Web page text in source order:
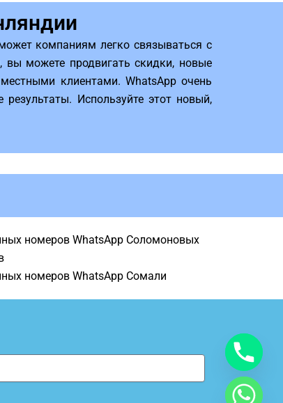
компаниям легко связываться с
можете продвигать скидки, новые
клиентами. WhatsApp очень
Используйте этот новый,
номеров WhatsApp Соломоновых
номеров WhatsApp Сомали